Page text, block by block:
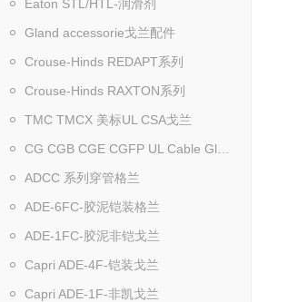
Eaton STL/HTL-润滑剂
Gland accessorie戈兰配件
Crouse-Hinds REDAPT系列
Crouse-Hinds RAXTON系列
TMC TMCX 美标UL CSA戈兰
ADCC 系列穿管格兰
ADE-6FC-胶泥铠装格兰
ADE-1FC-胶泥非铠戈兰
Capri ADE-4F-铠装戈兰
Capri ADE-1F-非凯戈兰